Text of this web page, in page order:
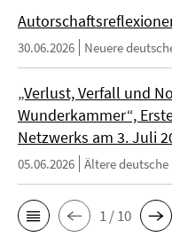
30.06.2026 Neuere
„Verlust, Verfall und
Wunderkammer“,
Netzwerks am 3. Juli
05.06.2026 Ältere
1 / 10